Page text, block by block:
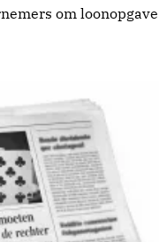
om loonopgave